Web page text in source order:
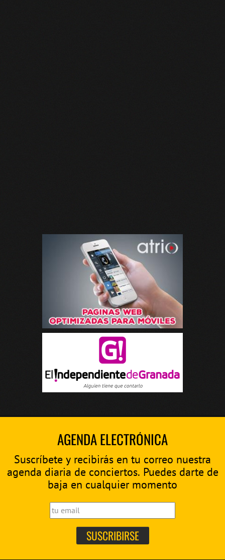
AGENDA ELECTRÓNICA
Suscríbete y recibirás en tu correo nuestra
agenda diaria de conciertos. Puedes darte de
baja en cualquier momento